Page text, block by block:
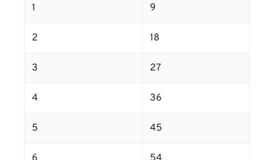
1 9
2 18
3 27
4 36
5 45